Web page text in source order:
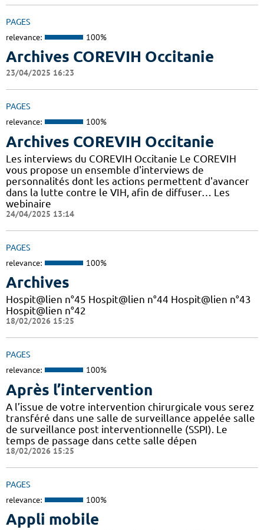
PAGES
relevance: 100%
Archives COREVIH Occitanie
23/04/2025 16:23
PAGES
relevance: 100%
Archives COREVIH Occitanie
Les interviews du COREVIH Occitanie Le COREVIH
vous propose un ensemble d'interviews de
personnalités dont les actions permettent d'avancer
dans la lutte contre le VIH, afin de diffuser… Les
webinaire
24/04/2025 13:14
PAGES
relevance: 100%
Archives
Hospit@lien n°45 Hospit@lien n°44 Hospit@lien n°43
Hospit@lien n°42
18/02/2026 15:25
PAGES
relevance: 100%
Après l’intervention
A l’issue de votre intervention chirurgicale vous serez
transféré dans une salle de surveillance appelée salle
de surveillance post interventionnelle (SSPI). Le
temps de passage dans cette salle dépen
18/02/2026 15:25
PAGES
relevance: 100%
Appli mobile